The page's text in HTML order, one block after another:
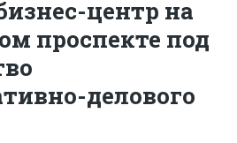
центр на
проспекте под
делового